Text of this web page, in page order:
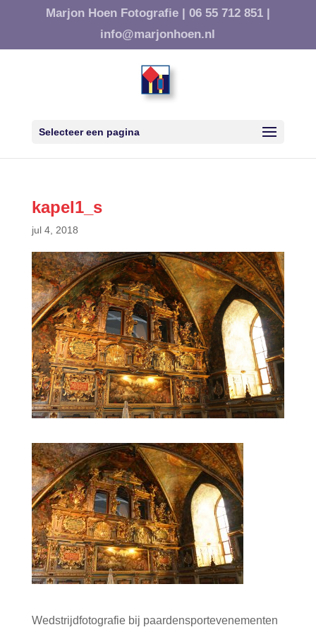
Marjon Hoen Fotografie | 06 55 712 851 |
info@marjonhoen.nl
Selecteer een pagina
kapel1_s
jul 4, 2018
Wedstrijdfotografie bij paardensportevenementen